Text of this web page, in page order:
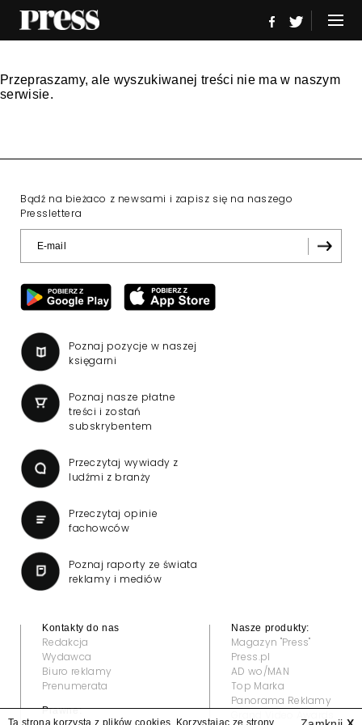
Przepraszamy, ale wyszukiwanej treści nie ma w naszym
serwisie.
Bądź na bieżaco z newsami i zapisz się na naszego
Presslettera
Poznaj pozycje w naszej
księgarni
Poznaj nasze płatne
treści i zostań
subskrybentem
Przeczytaj wywiady z
ludźmi z branży
Przeczytaj opinie
fachowców
Poznaj raporty ze świata
reklamy i mediów
Kontakty do nas
Redakcja
Wydawca
Biuro reklamy
Prenumerata
Prawne:
Nasze produkty:
Magazyn "Press"
Press.pl
AD wo/MAN
Top Marka
Panorama Reklamy
Ta strona korzysta z plików cookies. Korzystając ze strony